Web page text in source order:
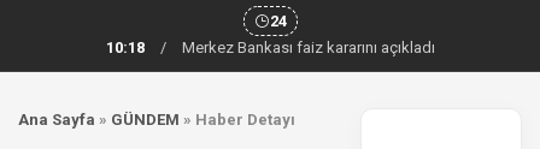
24
10:18
/ Merkez Bankası faiz kararını açıkladı
Ana Sayfa » GÜNDEM » Haber Detayı